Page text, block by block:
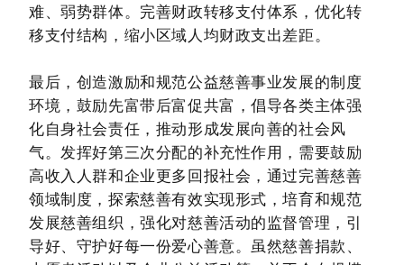
难、弱势群体。完善财政转移支付体系，优化转
移支付结构，缩小区域人均财政支出差距。
最后，创造激励和规范公益慈善事业发展的制度
环境，鼓励先富带后富促共富，倡导各类主体强
化自身社会责任，推动形成发展向善的社会风
气。发挥好第三次分配的补充性作用，需要鼓励
高收入人群和企业更多回报社会，通过完善慈善
领域制度，探索慈善有效实现形式，培育和规范
发展慈善组织，强化对慈善活动的监督管理，引
导好、守护好每一份爱心善意。虽然慈善捐款、